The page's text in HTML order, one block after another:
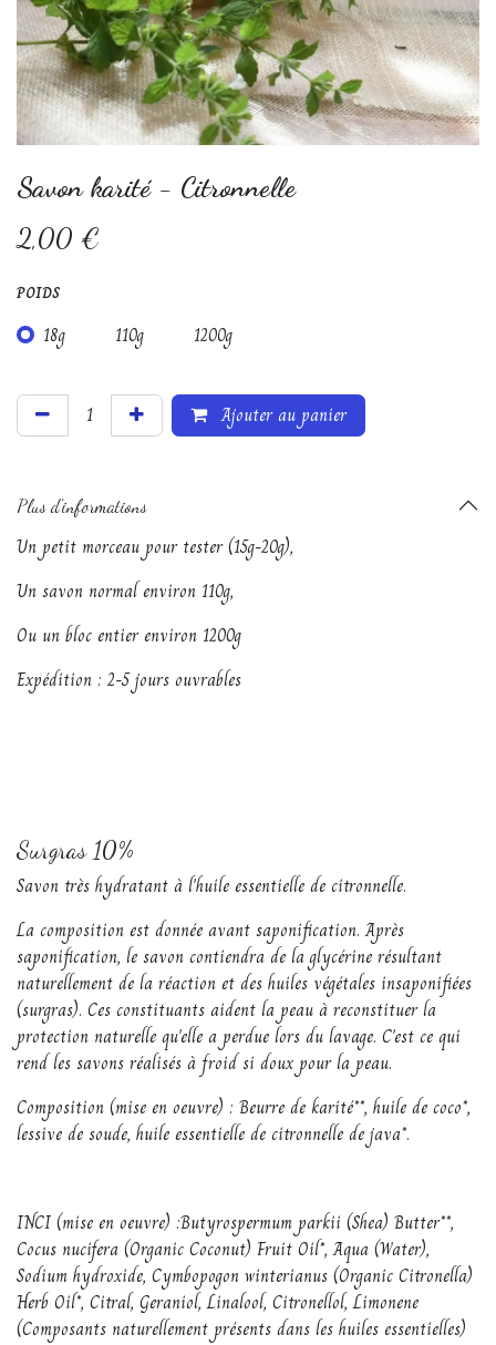
Savon karité - Citronnelle
2,00 €
POIDS
18g 110g 1200g
Ajouter au panier
Plus d'informations
Un petit morceau pour tester (15g-20g),
Un savon normal environ 110g,
Ou un bloc entier environ 1200g
Expédition : 2-5 jours ouvrables
Surgras 10%
Savon très hydratant à l'huile essentielle de citronnelle.
La composition est donnée avant saponification. Après
saponification, le savon contiendra de la glycérine résultant
naturellement de la réaction et des huiles végétales insaponifiées
(surgras). Ces constituants aident la peau à reconstituer la
protection naturelle qu'elle a perdue lors du lavage. C'est ce qui
rend les savons réalisés à froid si doux pour la peau.
Composition (mise en oeuvre) : Beurre de karité**, huile de coco*,
lessive de soude, huile essentielle de citronnelle de java*.
INCI (mise en oeuvre) :Butyrospermum parkii (Shea) Butter**,
Cocus nucifera (Organic Coconut) Fruit Oil*, Aqua (Water),
Sodium hydroxide, Cymbopogon winterianus (Organic Citronella)
Herb Oil*, Citral, Geraniol, Linalool, Citronellol, Limonene
(Composants naturellement présents dans les huiles essentielles)